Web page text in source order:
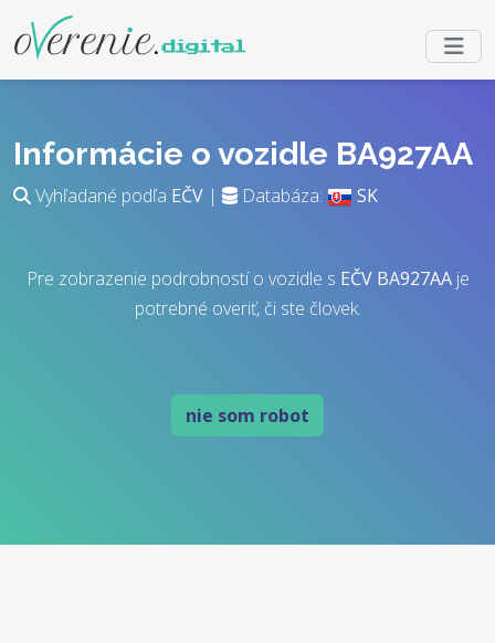
Informácie o vozidle BA927AA
Vyhľadané podľa EČV | Databáza: SK
Pre zobrazenie podrobností o vozidle s EČV BA927AAje
potrebné overiť, či ste človek.
nie som robot